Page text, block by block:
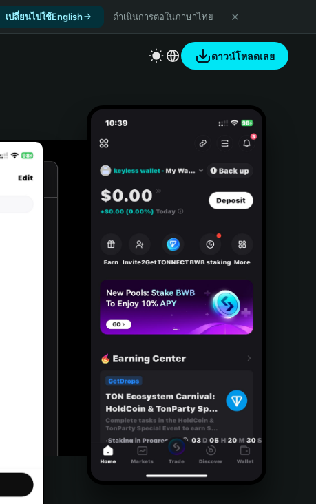
เปลี่ยนไปใช้English ดำเนินการต่อในภาษาไทย
ดาวน์โหลดเลย